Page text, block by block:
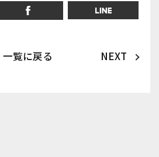
一覧に戻る NEXT